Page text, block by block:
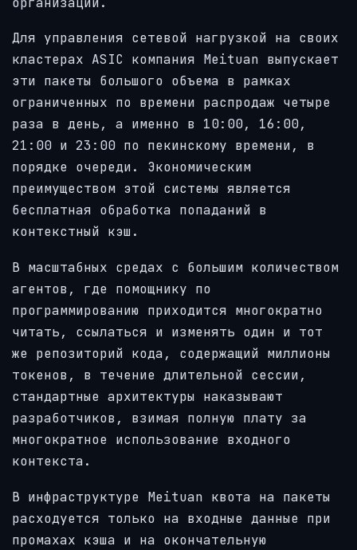
Для управления сетевой нагрузкой на своих
кластерах ASIC компания Meituan выпускает
эти пакеты большого объема в рамках
ограниченных по времени распродаж четыре
раза в день, а именно в 10:00, 16:00,
21:00 и 23:00 по пекинскому времени, в
порядке очереди. Экономическим
преимуществом этой системы является
бесплатная обработка попаданий в
контекстный кэш.
В масштабных средах с большим количеством
агентов, где помощнику по
программированию приходится многократно
читать, ссылаться и изменять один и тот
же репозиторий кода, содержащий миллионы
токенов, в течение длительной сессии,
стандартные архитектуры наказывают
разработчиков, взимая полную плату за
многократное использование входного
контекста.
В инфраструктуре Meituan квота на пакеты
расходуется только на входные данные при
промахах кэша и на окончательную